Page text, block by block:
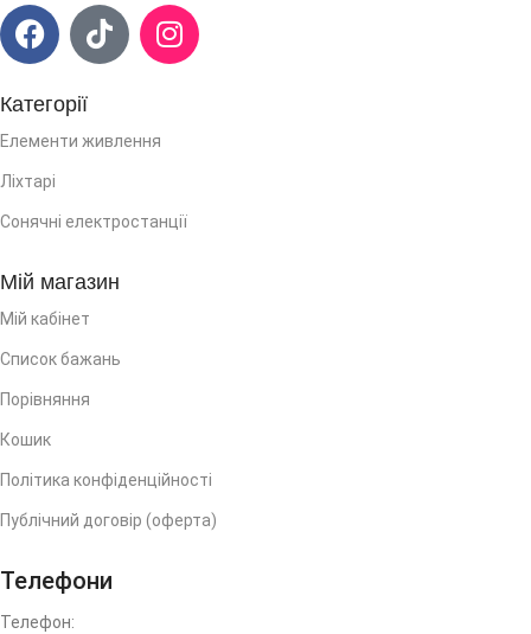
Категорії
Елементи живлення
Ліхтарі
Сонячні електростанції
Мій магазин
Мій кабінет
Список бажань
Порівняння
Кошик
Політика конфіденційності
Публічний договір (оферта)
Телефони
Телефон: